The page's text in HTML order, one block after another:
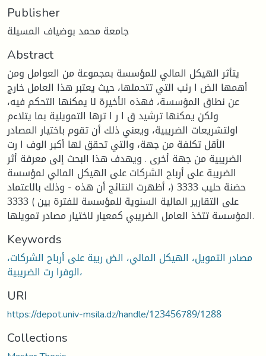
Publisher
جامعة محمد بوضياف المسيلة
Abstract
يتأثر الهيكل المالي للمؤسسة بمجموعة من العوامل ومن
أهمها الض ا رئب التي تتحملها، حيث يعتبر هذا العامل خارج
عن نطاق المؤسسة، فهذه الأخيرة لا يمكنها التحكم فيه،
ولكن يمكنها ترشيد ق ا ر ا ترها التمويلية بما يتلاءم
اولتشريعات الضريبية، ويعني ذلك أن تقوم باختيار المصادر
الأقل تكلفة من جهة، والتي تحقق لها أكبر الوف ا رت
الضريبية من جهة أخرى . ويهدف هذا البحث إلى معرفة أثر
الضريبة على أرباح الشركات على الهيكل المالي لمؤسسة
حضنة حليب 3333 (، أظهرت النتائج أن هذه - وذلك بالاعتماد
على التقارير المالية السنوية للمؤسسة للفترة بين ) 3333
المؤسسة تتخذ العامل الضريبي كمعيار لاختيار مصادر تمويلها.
Keywords
مصادر التمويل، الهيكل المالي، الض ريبة على أرباح الشركات،
الوفرا رت الضريبية،
URI
https://depot.univ-msila.dz/handle/123456789/1288
Collections